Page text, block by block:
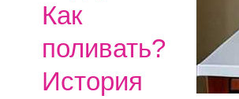
Как
поливать?
История